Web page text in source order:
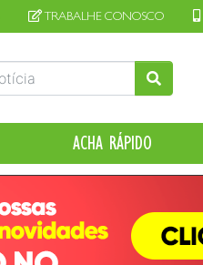
TRABALHE CONOSCO
ACHA RÁPIDO